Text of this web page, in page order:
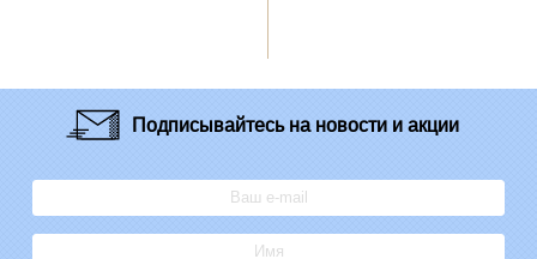
Подписывайтесьна новости и акции